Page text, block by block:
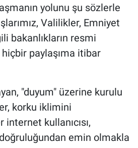
yolunu şu sözlerle
Valilikler, Emniyet
bakanlıkların resmi
hiçbir paylaşıma itibar
"duyum" üzerine kurulu
korku iklimini
kullanıcısı,
emin olmakla